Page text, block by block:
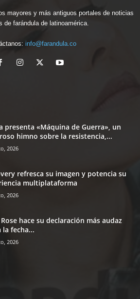
mayores y más antiguos portales de noticias
de farándula de latinoamérica.
info@farandula.co
presenta «Máquina de Guerra», un
himno sobre la resistencia,...
2026
refresca su imagen y potencia su
multiplataforma
2026
hace su declaración más audaz
la fecha...
2026